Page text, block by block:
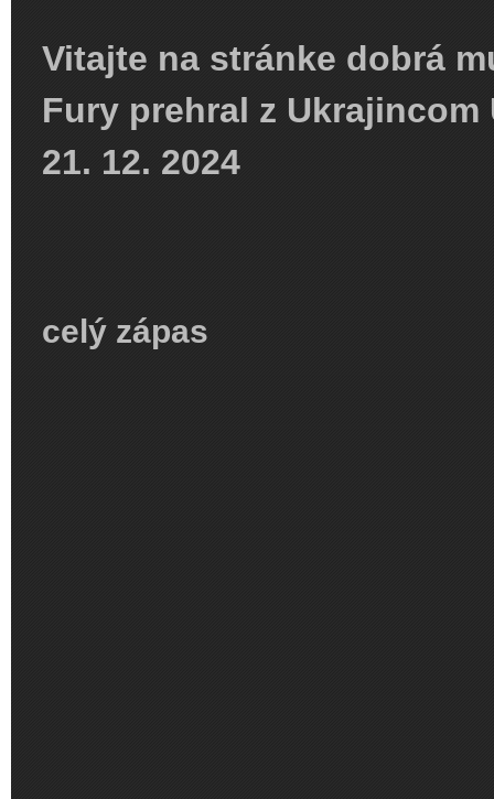
Vitajte na stránke dobrá
Fury prehral z
21. 12. 2024
celý zápas